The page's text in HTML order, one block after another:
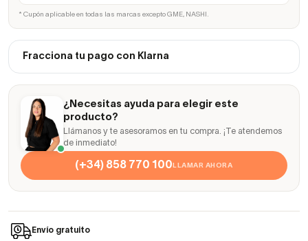
* Cupón aplicable en todas las marcas excepto GME, NASHI.
Fracciona tu pago con Klarna
¿Necesitas ayuda para elegir este
producto?
Llámanos y te asesoramos en tu compra. ¡Te atendemos
de inmediato!
(+34) 858 770 100LLAMAR AHORA
Envío gratuito